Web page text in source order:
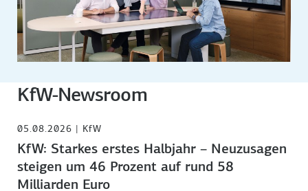
KfW-Newsroom
05.08.2026 | KfW
KfW: Starkes erstes Halbjahr – Neuzusagen
steigen um 46 Prozent auf rund 58
Milliarden Euro